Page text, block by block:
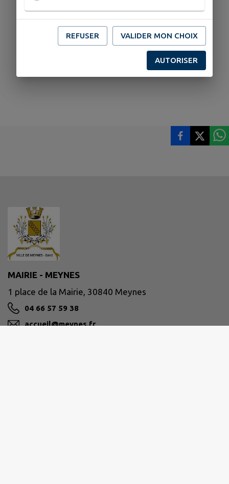
MAIRIE - MEYNES
1 place de la Mairie, 30840 Meynes
04 66 57 59 38
accueil@meynes.fr
REFUSER VALIDER MON CHOIX
AUTORISER